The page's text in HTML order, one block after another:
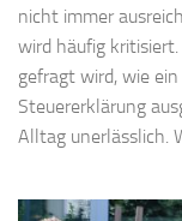
nicht immer
wird häufig
gefragt wird, wie
Steuererklärung
Alltag unerlässlich.